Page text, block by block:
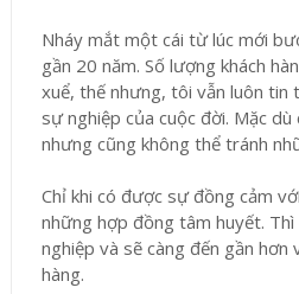
Nháy mắt một cái từ lúc mới
gần 20 năm. Số lượng khách
xuể, thế nhưng, tôi vẫn luôn tin
sự nghiệp của cuộc đời. Mặc
nhưng cũng không thể tránh
Chỉ khi có được sự đồng cảm
những hợp đồng tâm huyết. Thì
nghiệp và sẽ càng đến gần hơn
hàng.